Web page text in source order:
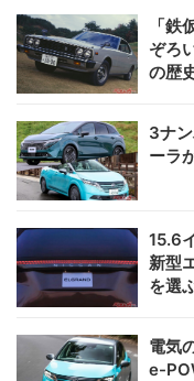
「
ぞろ
の歴
3ナ
ーラ
15.6
新型
を選
電気
e-